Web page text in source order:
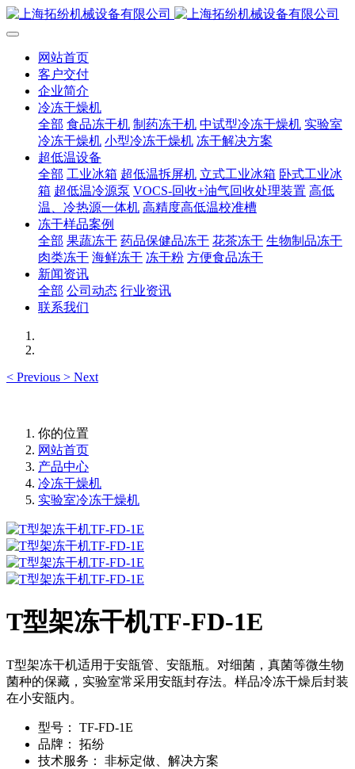
网站首页
客户交付
企业简介
冷冻干燥机
全部 食品冻干机 制药冻干机 中试型冷冻干燥机 实验室
冷冻干燥机 小型冷冻干燥机 冻干解决方案
超低温设备
全部 工业冰箱 超低温拆屏机 立式工业冰箱 卧式工业冰
箱 超低温冷源泵 VOCS-回收+油气回收处理装置 高低
温、冷热源一体机 高精度高低温校准槽
冻干样品案例
全部 果蔬冻干 药品保健品冻干 花茶冻干 生物制品冻干
肉类冻干 海鲜冻干 冻干粉 方便食品冻干
新闻资讯
全部 公司动态 行业资讯
联系我们
< Previous > Next
你的位置
网站首页
产品中心
冷冻干燥机
实验室冷冻干燥机
T型架冻干机TF-FD-1E
T型架冻干机适用于安瓿管、安瓿瓶。对细菌，真菌等微生物
菌种的保藏，实验室常采用安瓿封存法。样品冷冻干燥后封装
在小安瓿内。
型号：
TF-FD-1E
品牌：
拓纷
技术服务：
非标定做、解决方案